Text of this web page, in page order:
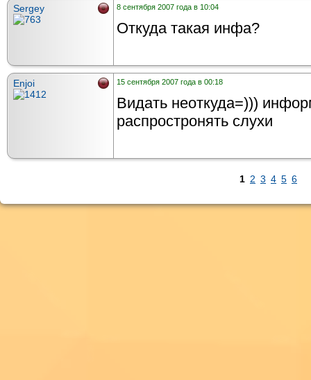
Sergey 8 сентября 2007 года в 10:04
Откуда такая инфа?
Enjoi 15 сентября 2007 года в 00:18
Видать неоткуда=)))
распростронять слухи
1 2 3 4 5 6